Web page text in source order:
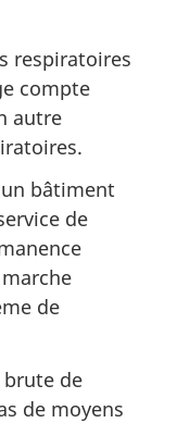
respiratoires
compte
autre
bâtiment
de
de
de
de moyens